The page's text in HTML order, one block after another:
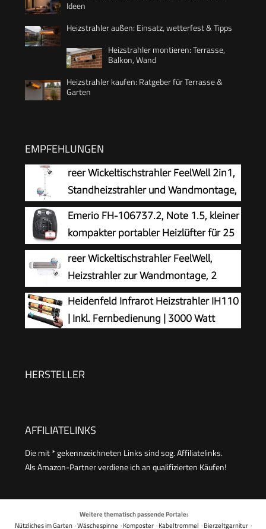
Ideen
Heizstrahler außen: Einsatz, wetterfest & Tipps
Heizstrahler montieren: Terrasse,
Balkon, Wand
Heizstrahler kaufen: Ratgeber für Terrasse &
Garten
EMPFEHLUNGEN
reer Wickeltischstrahler FeelWell 2in1,
Standheizstrahler und Wandmontage,
2 Heizstufen, Timer, Kippsicherung,
geprüft nach Medizinstandard, Weiß, aus Metall
Emerio FH-106737.2, Note 1.5, kleiner
kompakter portabler Heizlüfter für 25
m², 2 Heizleistungen +
Ventilatorfunktion, verstellbarer Thermostat,
Sicherheitsschalter, Handgriff, 2000 Watt,
Anthrazit
reer Wickeltischstrahler FeelWell,
Heizstrahler zur Wandmontage, 2
Heizstufen, Timer, geprüft nach
Medizinstandard
Heidenfeld Infrarot Heizstrahler IH110
| Inkl. Fernbedienung | 3000 Watt
HERSTELLER
AFFILIATELINKS
Die mit * gekennzeichneten Links sind sog. Affiliatelinks.
Als Amazon-Partner verdiene ich an qualifizierten Käufen!
Weitere thematisch passende Portale:
Nützliches im Garten·Wäschespinne ·Komposter·Kabeltrommel ·Bierzeltgarnitur·